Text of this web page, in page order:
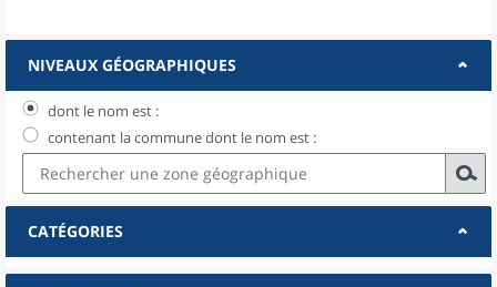
NIVEAUX GÉOGRAPHIQUES
dont le nom est :
contenant la commune dont le nom est :
CATÉGORIES